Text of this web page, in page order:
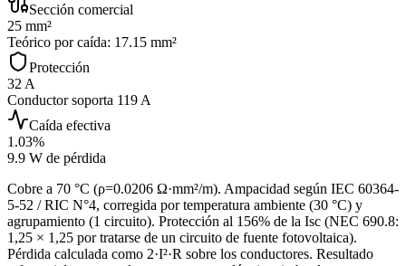
Sección comercial
25 mm²
Teórico por caída: 17.15 mm²
Protección
32 A
Conductor soporta 119 A
Caída efectiva
1.03%
9.9 W de pérdida
Cobre a 70 °C (ρ=0.0206 Ω·mm²/m). Ampacidad según IEC 60364-
5-52 / RIC N°4, corregida por temperatura ambiente (30 °C) y
agrupamiento (1 circuito). Protección al 156% de la Isc (NEC 690.8:
1,25 × 1,25 por tratarse de un circuito de fuente fotovoltaica).
Pérdida calculada como 2·I²·R sobre los conductores. Resultado